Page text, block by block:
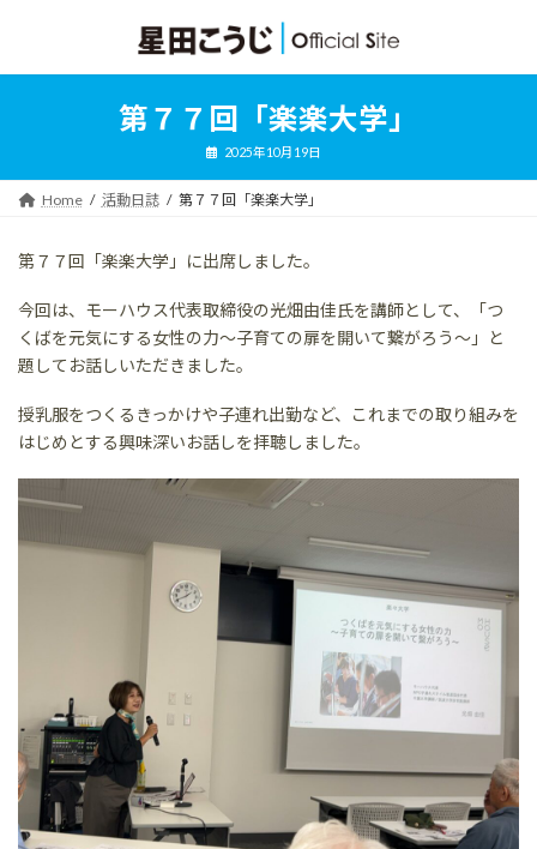
ン
ッ
ー
移
第７７回「楽楽大学」
2025年10月19日
Home 活動日誌 第７７回「楽楽大学」
第７７回「楽楽大学」に出席しました。
今回は、モーハウス代表取締役の光畑由佳氏を講師として、「つ
くばを元気にする女性の力～子育ての扉を開いて繋がろう～」と
題してお話しいただきました。
授乳服をつくるきっかけや子連れ出勤など、これまでの取り組みを
はじめとする興味深いお話しを拝聴しました。